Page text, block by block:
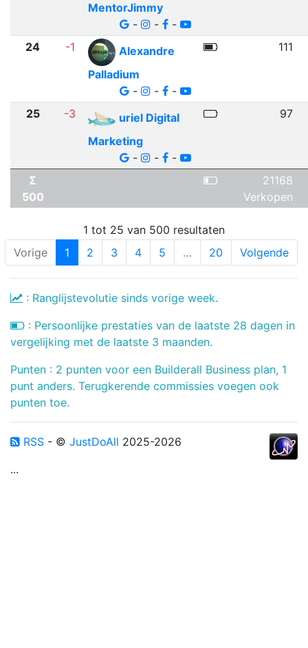
MentorJimmy
-
- -
24 -1
Alexandre
Palladium
-
- -
111
25 -3
uriel Digital
Marketing
-
- -
97
Σ
500
21168
Verkopen
1 tot 25 van 500 resultaten
Vorige
1 2 3 4 5 … 20 Volgende
: Ranglijstevolutie sinds vorige week.
: Persoonlijke prestaties van de laatste 28 dagen in
vergelijking met de laatste 3 maanden.
Punten : 2 punten voor een Builderall Business plan, 1
punt anders. Terugkerende commissies voegen ook
punten toe.
RSS - © JustDoAll 2025-2026
...